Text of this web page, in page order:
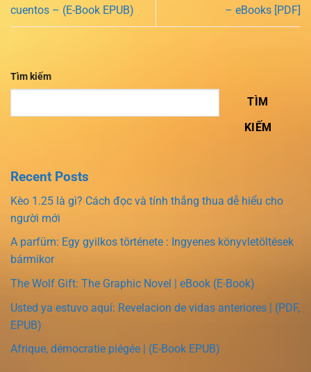
cuentos – (E-Book EPUB)
– eBooks [PDF]
Tìm kiếm
TÌM
KIẾM
Recent Posts
Kèo 1.25 là gì? Cách đọc và tính thắng thua dễ hiểu cho
người mới
A parfüm: Egy gyilkos története : Ingyenes könyvletöltések
bármikor
The Wolf Gift: The Graphic Novel | eBook (E-Book)
Usted ya estuvo aquí: Revelacion de vidas anteriores | (PDF,
EPUB)
Afrique, démocratie piégée | (E-Book EPUB)